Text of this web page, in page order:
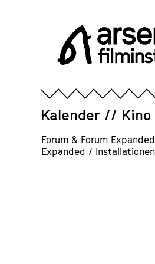
Filminstitut
Kalender Kino
Forum & Forum Expanded
Expanded / Installationen